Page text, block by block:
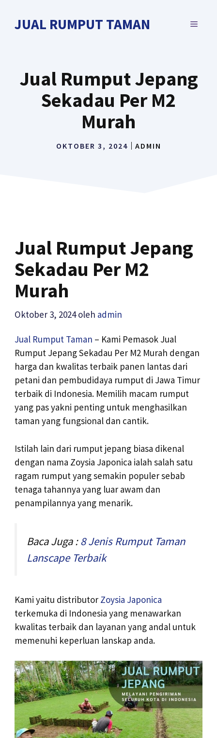
JUAL RUMPUT TAMAN MENU
Jual Rumput Jepang
Sekadau Per M2
Murah
OKTOBER 3, 2024 ADMIN
Jual Rumput Jepang
Sekadau Per M2
Murah
Oktober 3, 2024 oleh admin
Jual Rumput Taman – Kami Pemasok Jual
Rumput Jepang Sekadau Per M2 Murah dengan
harga dan kwalitas terbaik panen lantas dari
petani dan pembudidaya rumput di Jawa Timur
terbaik di Indonesia. Memilih macam rumput
yang pas yakni penting untuk menghasilkan
taman yang fungsional dan cantik.
Istilah lain dari rumput jepang biasa dikenal
dengan nama Zoysia Japonica ialah salah satu
ragam rumput yang semakin populer sebab
tenaga tahannya yang luar awam dan
penampilannya yang menarik.
Baca Juga :8 Jenis Rumput Taman
Lanscape Terbaik
Kami yaitu distributor Zoysia Japonica
terkemuka di Indonesia yang menawarkan
kwalitas terbaik dan layanan yang andal untuk
memenuhi keperluan lanskap anda.